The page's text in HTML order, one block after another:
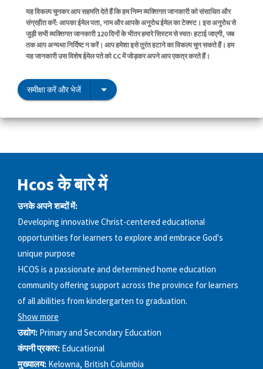
यह विकल्प चुनकर आप सहमति देते हैं कि हम निम्न व्यक्तिगत जानकारी को संसाधित और
संग्रहीत करें: आपका ईमेल पता, नाम और आपके अनुरोध ईमेल का टेक्स्ट। इस अनुरोध से
जुड़ी सभी व्यक्तिगत जानकारी 120 दिनों के भीतर हमारे सिस्टम से स्वतः हटाई जाएगी, जब
तक आप अन्यथा निर्दिष्ट न करें। आप हमेशा इसे तुरंत हटाने का विकल्प चुन सकते हैं। हम
यह जानकारी उस विशेष ईमेल पते को CC में जोड़कर अपने आप एकत्र करते हैं।
समीक्षा करें और भेजें
Hcos के बारे में
उनके अपने शब्दों में:
Developing innovative Christ-centered educational
opportunities for learners to explore and embrace God's
unique purpose
HCOS is a passionate and determined home education
community offering support across the province for learners
of all abilities from kindergarten to graduation.
Show more
उद्योग: Primary and Secondary Education
कंपनी प्रकार: Educational
मुख्यालय: Kelowna, British Columbia